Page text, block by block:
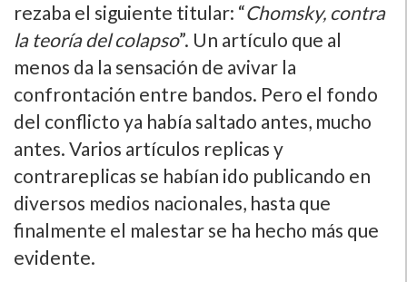
rezaba el siguiente titular: “Chomsky, contra
la teoría del colapso”. Un artículo que al
menos da la sensación de avivar la
confrontación entre bandos. Pero el fondo
del conflicto ya había saltado antes, mucho
antes. Varios artículos replicas y
contrareplicas se habían ido publicando en
diversos medios nacionales, hasta que
finalmente el malestar se ha hecho más que
evidente.